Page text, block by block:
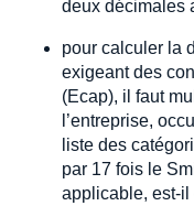
deux décimales
pour calculer la
exigeant des
(Ecap), il faut
l’entreprise,
liste des
par 17 fois le
applicable, est-il